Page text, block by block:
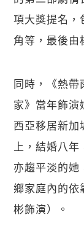
項大獎提名，
角等，最後由
同時，《熱帶
家》當年飾演
西亞移居新加
上，結婚八年
亦趨平淡的
鄉家庭內的依
彬飾演）。